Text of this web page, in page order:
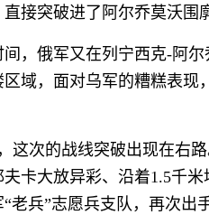
接突破进了阿尔乔莫沃围
，俄军又在列宁西克-阿尔
域，面对乌军的糟糕表现
这次的战线突破出现在右
卡大放异彩、沿着1.5千
兵”志愿兵支队，再次出手